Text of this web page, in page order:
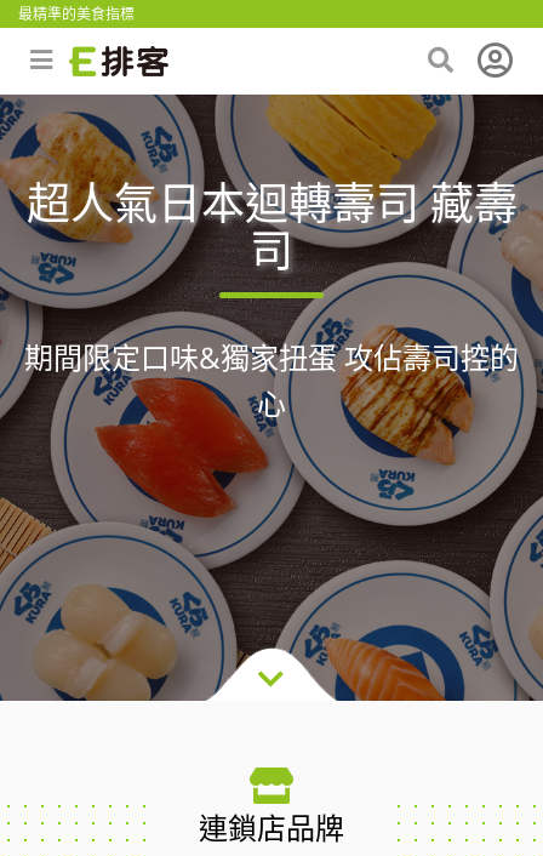
最精準的美食指標
超人氣日本迴轉壽司 藏壽
司
期間限定口味&獨家扭蛋 攻佔壽司控的
心
連鎖店品牌